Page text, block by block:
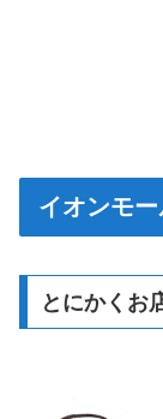
イオンモ
とにかくお